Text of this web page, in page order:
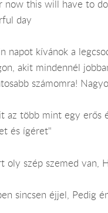
now this will have to
day
napot kívánok a
akit mindennél
számomra!
az több mint egy erős
és ígéret"
oly szép szemed van,
sincsen éjjel, Pedig